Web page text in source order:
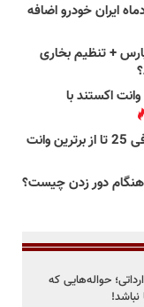
ایران خودرو اضافه
+ تنظیم بخاری
اکستند با
بهترین وانت ها در ایران: معرفی 25 تا از برترین وانت
دور زدن چیست؟
حواله‌هایی که